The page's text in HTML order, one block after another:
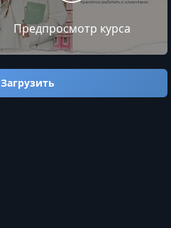
Предпросмотр курса
Загрузить